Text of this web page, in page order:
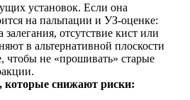
установок. Если она
на пальпации и УЗ-оценке:
отсутствие кист или
в альтернативной плоскости
чтобы не «прошивать» старые
которые снижают риски: